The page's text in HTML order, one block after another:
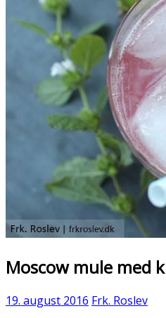
Moscow mule med
19. august 2016 Frk. Roslev